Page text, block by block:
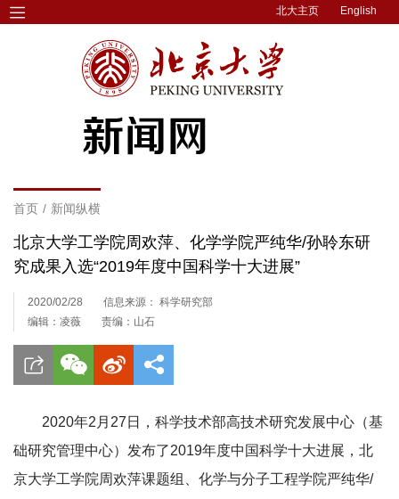
北大主页 English
首页 / 新闻纵横
北京大学工学院周欢萍、化学学院严纯华/孙聆东研
究成果入选“2019年度中国科学十大进展”
2020/02/28
信息来源： 科学研究部
编辑：凌薇
责编：山石
2020年2月27日，科学技术部高技术研究发展中心（基
础研究管理中心）发布了2019年度中国科学十大进展，北
京大学工学院周欢萍课题组、化学与分子工程学院严纯华/